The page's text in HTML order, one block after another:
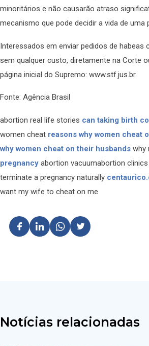
minoritários e não causarão atraso
mecanismo que pode decidir a vida de uma
Interessados em enviar pedidos de
sem qualquer custo, diretamente na Corte
página inicial do Supremo: www.stf.jus.br.
Fonte: Agência Brasil
abortion real life stories can taking birth
women cheat reasons why women cheat
why women cheat on their husbands why
pregnancy abortion vacuumabortion
terminate a pregnancy naturally
want my wife to cheat on me
Notícias relacionadas